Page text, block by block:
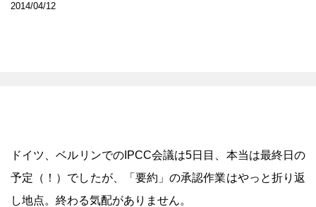
2014/04/12
ドイツ、ベルリンでのIPCC会議は5日目、本当は最終日の
予定（！）でしたが、「要約」の承認作業はやっと折り返
し地点。終わる気配がありません。